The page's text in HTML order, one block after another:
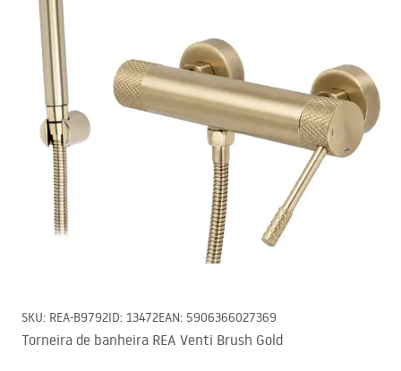
SKU: REA-B9792ID: 13472EAN: 5906366027369
Torneira de banheira REA Venti Brush Gold